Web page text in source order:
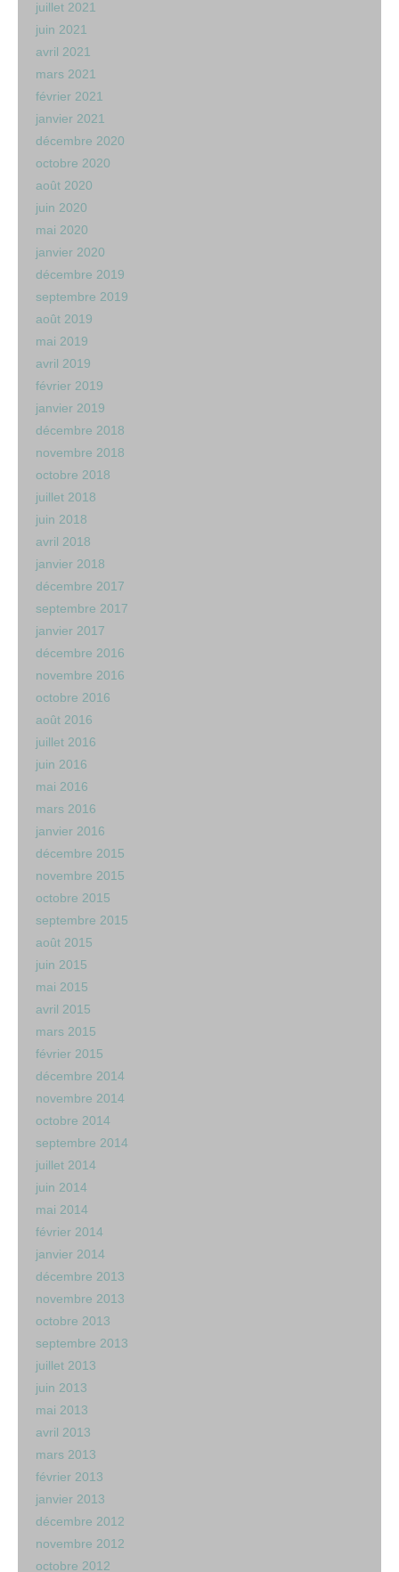
juillet 2021
juin 2021
avril 2021
mars 2021
février 2021
janvier 2021
décembre 2020
octobre 2020
août 2020
juin 2020
mai 2020
janvier 2020
décembre 2019
septembre 2019
août 2019
mai 2019
avril 2019
février 2019
janvier 2019
décembre 2018
novembre 2018
octobre 2018
juillet 2018
juin 2018
avril 2018
janvier 2018
décembre 2017
septembre 2017
janvier 2017
décembre 2016
novembre 2016
octobre 2016
août 2016
juillet 2016
juin 2016
mai 2016
mars 2016
janvier 2016
décembre 2015
novembre 2015
octobre 2015
septembre 2015
août 2015
juin 2015
mai 2015
avril 2015
mars 2015
février 2015
décembre 2014
novembre 2014
octobre 2014
septembre 2014
juillet 2014
juin 2014
mai 2014
février 2014
janvier 2014
décembre 2013
novembre 2013
octobre 2013
septembre 2013
juillet 2013
juin 2013
mai 2013
avril 2013
mars 2013
février 2013
janvier 2013
décembre 2012
novembre 2012
octobre 2012